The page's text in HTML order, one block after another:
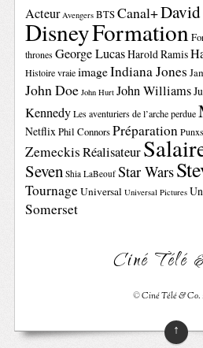
Acteur Avengers BTSCanal+
DisneyFormation
thrones George LucasHarold Ramis
Histoire vraie imageIndiana Jones
John Doe John Hurt John Williams
Kennedy Les aventuriers de l’arche perdue
NetflixPhil ConnorsPréparation
ZemeckisRéalisateur
Seven Shia LaBeouf Star Wars
TournageUniversal Universal Pictures
Somerset
Ciné Télé
©Ciné Télé & Co.
↑